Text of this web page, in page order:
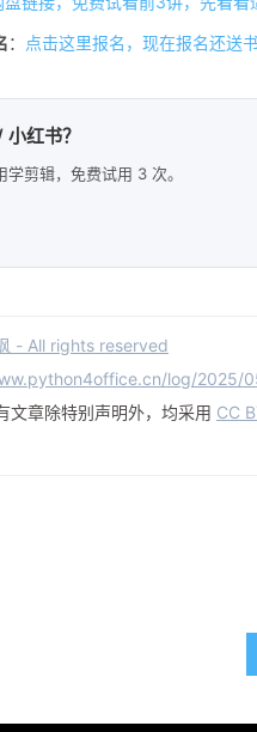
： 点击这里报名，现在报名还送
红书？
剪辑，免费试用 3 次。
- All rights reserved
log/2025/
文章除特别声明外，均采用 CC